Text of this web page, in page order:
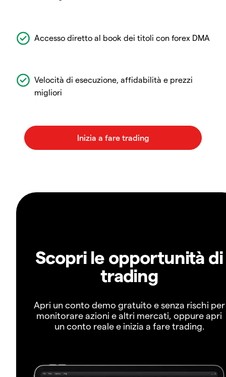
Accesso diretto al book dei titoli con forex DMA
Velocità di esecuzione, affidabilità e prezzi
migliori
Scopri le opportunità di
trading
Apri un conto demo gratuito e senza rischi per
monitorare azioni e altri mercati, oppure apri
un conto reale e inizia a fare trading.